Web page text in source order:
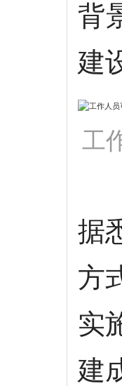
背
建
工
据
方
实
建